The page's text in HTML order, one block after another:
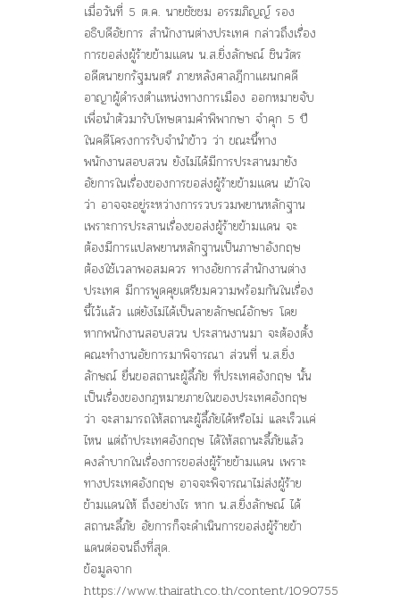
เมื่อวันที่ 5 ต.ค. นายชัชชม อรรฆภิญญ์ รอง
อธิบดีอัยการ สำนักงานต่างประเทศ กล่าวถึงเรื่อง
การขอส่งผู้ร้ายข้ามเเดน น.ส.ยิ่งลักษณ์ ชินวัตร
อดีตนายกรัฐมนตรี ภายหลังศาลฎีกาเเผนกคดี
อาญาผู้ดำรงตำเเหน่งทางการเมือง ออกหมายจับ
เพื่อนำตัวมารับโทษตามคำพิพากษา จำคุก 5 ปี
ในคดีโครงการรับจำนำข้าว ว่า ขณะนี้ทาง
พนักงานสอบสวน ยังไม่ได้มีการประสานมายัง
อัยการในเรื่องของการขอส่งผู้ร้ายข้ามเเดน เข้าใจ
ว่า อาจจะอยู่ระหว่างการรวบรวมพยานหลักฐาน
เพราะการประสานเรื่องขอส่งผู้ร้ายข้ามเเดน จะ
ต้องมีการเเปลพยานหลักฐานเป็นภาษาอังกฤษ
ต้องใช้เวลาพอสมควร ทางอัยการสำนักงานต่าง
ประเทศ มีการพูดคุยเตรียมความพร้อมกันในเรื่อง
นี้ไว้เเล้ว เเต่ยังไม่ได้เป็นลายลักษณ์อักษร โดย
หากพนักงานสอบสวน ประสานงานมา จะต้องตั้ง
คณะทำงานอัยการมาพิจารณา ส่วนที่ น.ส.ยิ่ง
ลักษณ์ ยื่นขอสถานะผู้ลี้ภัย ที่ประเทศอังกฤษ นั้น
เป็นเรื่องของกฎหมายภายในของประเทศอังกฤษ
ว่า จะสามารถให้สถานะผู้ลี้ภัยได้หรือไม่ และเร็วเเค่
ไหน แต่ถ้าประเทศอังกฤษ ได้ให้สถานะลี้ภัยแล้ว
คงลำบากในเรื่องการขอส่งผู้ร้ายข้ามเเดน เพราะ
ทางประเทศอังกฤษ อาจจะพิจารณาไม่ส่งผู้ร้าย
ข้ามเเดนให้ ถึงอย่างไร หาก น.ส.ยิ่งลักษณ์ ได้
สถานะลี้ภัย อัยการก็จะดำเนินการขอส่งผู้ร้ายข้า
แดนต่อจนถึงที่สุด.
ข้อมูลจาก
https://www.thairath.co.th/content/1090755